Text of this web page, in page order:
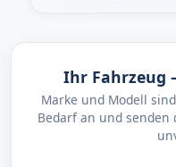
Ihr Fahrzeug
Marke und Modell
Bedarf an und